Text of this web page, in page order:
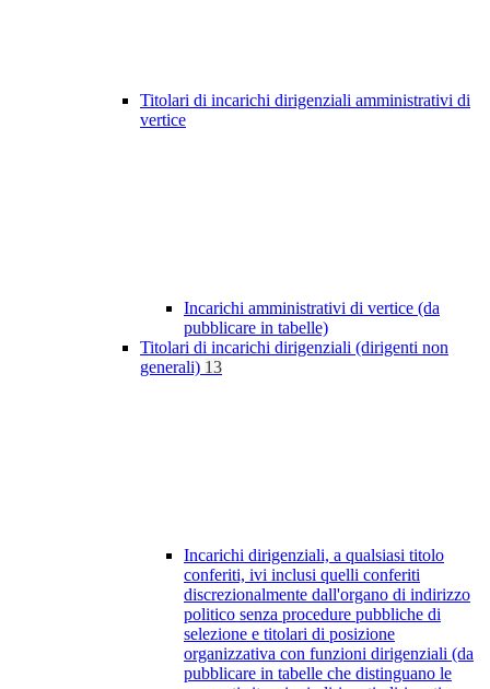
Titolari di incarichi dirigenziali amministrativi di
vertice
Incarichi amministrativi di vertice (da
pubblicare in tabelle)
Titolari di incarichi dirigenziali (dirigenti non
generali) 13
Incarichi dirigenziali, a qualsiasi titolo
conferiti, ivi inclusi quelli conferiti
discrezionalmente dall'organo di indirizzo
politico senza procedure pubbliche di
selezione e titolari di posizione
organizzativa con funzioni dirigenziali (da
pubblicare in tabelle che distinguano le